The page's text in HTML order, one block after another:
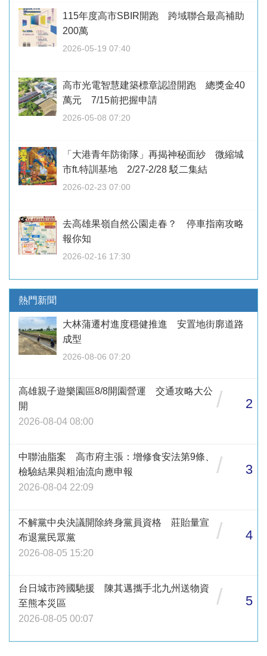
115年度高市SBIR開跑 跨域聯合最高補助
200萬
2026-05-19 07:40
高市光電智慧建築標章認證開跑 總獎金40
萬元 7/15前把握申請
2026-05-08 07:20
「大港青年防衛隊」再揭神秘面紗 微縮城
市ft.特訓基地 2/27-2/28 駁二集結
2026-02-23 07:00
去高雄果嶺自然公園走春？ 停車指南攻略
報你知
2026-02-16 17:30
熱門新聞
大林蒲遷村進度穩健推進 安置地街廓道路
成型
2026-08-06 07:20
高雄親子遊樂園區8/8開園營運 交通攻略大公
開
2026-08-04 08:00
/ 2
中聯油脂案 高市府主張：增修食安法第9條、
檢驗結果與粗油流向應申報
2026-08-04 22:09
/ 3
不解黨中央決議開除終身黨員資格 莊貽量宣
布退黨民眾黨
2026-08-05 15:20
/ 4
台日城市跨國馳援 陳其邁攜手北九州送物資
至熊本災區
2026-08-05 00:07
/ 5